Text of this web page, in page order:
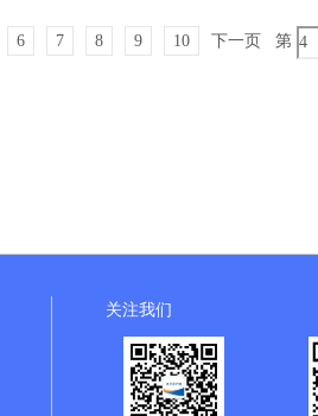
6 7 8 9 10 下一页 第
关注我们